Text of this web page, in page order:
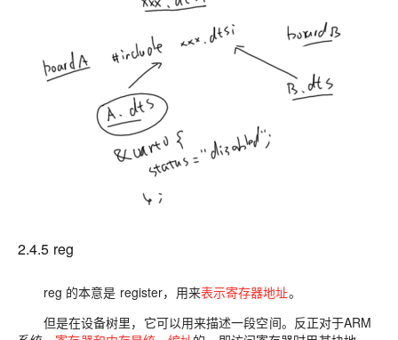
2.4.5 reg
reg 的本意是 register，用来表示寄存器地址。
但是在设备树里，它可以用来描述一段空间。反正对于ARM